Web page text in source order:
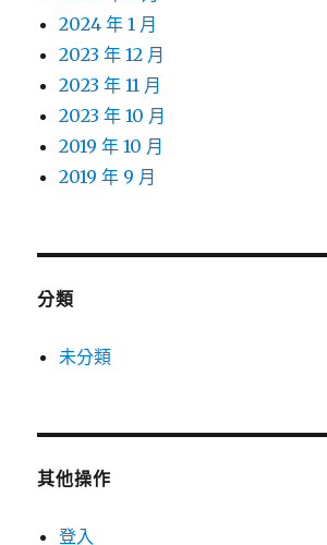
2024 年 1 月
2023 年 12 月
2023 年 11 月
2023 年 10 月
2019 年 10 月
2019 年 9 月
分類
未分類
其他操作
登入